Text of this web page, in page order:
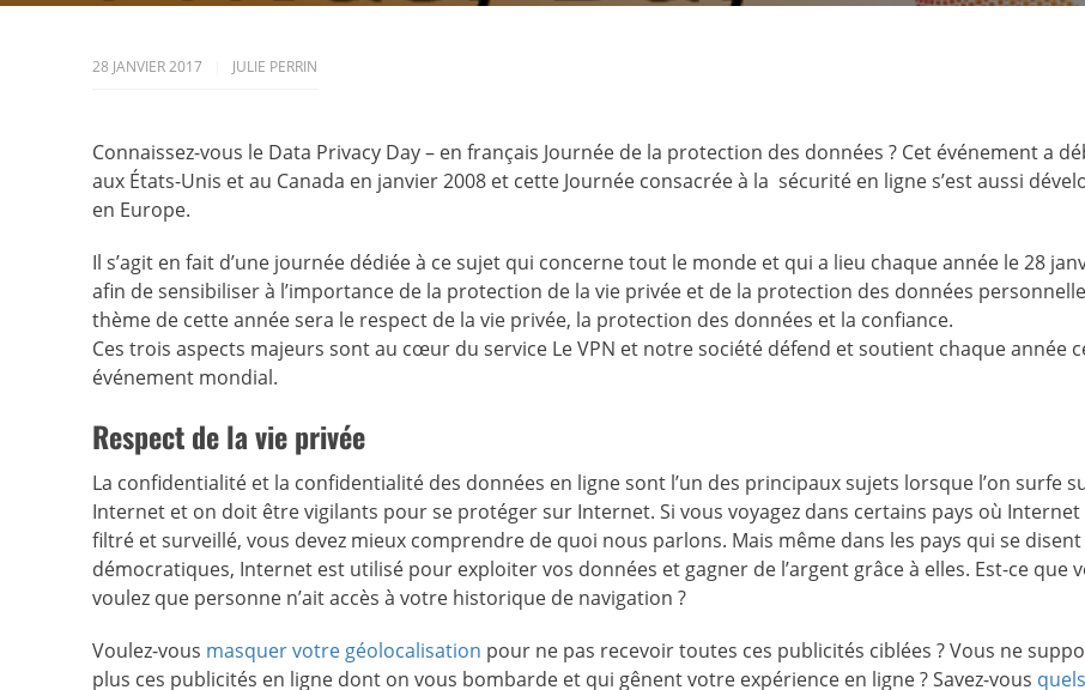
28 JANVIER 2017 JULIE PERRIN
Connaissez-vous le Data Privacy Day – en français Journée de la protection des données ? Cet événement a
aux États-Unis et au Canada en janvier 2008 et cette Journée consacrée à la sécurité en ligne s’est aussi
en Europe.
Il s’agit en fait d’une journée dédiée à ce sujet qui concerne tout le monde et qui a lieu chaque année le 28
afin de sensibiliser à l’importance de la protection de la vie privée et de la protection des données
thème de cette année sera le respect de la vie privée, la protection des données et la confiance.
Ces trois aspects majeurs sont au cœur du service Le VPN et notre société défend et soutient chaque année
événement mondial.
Respect de la vie privée
La confidentialité et la confidentialité des données en ligne sont l’un des principaux sujets lorsque l’on surfe
Internet et on doit être vigilants pour se protéger sur Internet. Si vous voyagez dans certains pays où Internet
filtré et surveillé, vous devez mieux comprendre de quoi nous parlons. Mais même dans les pays qui se disent
démocratiques, Internet est utilisé pour exploiter vos données et gagner de l’argent grâce à elles. Est-ce que
voulez que personne n’ait accès à votre historique de navigation ?
Voulez-vous masquer votre géolocalisation pour ne pas recevoir toutes ces publicités ciblées ? Vous ne
plus ces publicités en ligne dont on vous bombarde et qui gênent votre expérience en ligne ? Savez-vous quels